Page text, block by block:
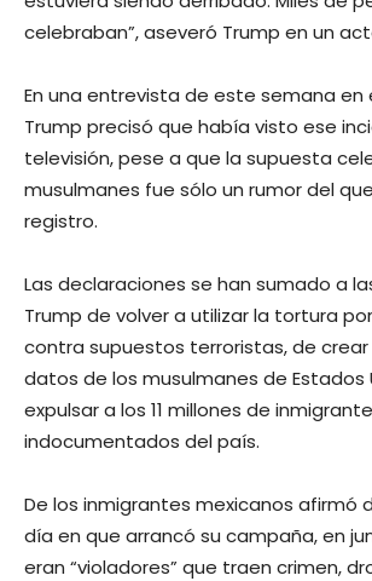
celebraban”, aseveró Trump en un
En una entrevista de este semana en
Trump precisó que había visto ese
televisión, pese a que la supuesta
musulmanes fue sólo un rumor del
registro.
Las declaraciones se han sumado a
Trump de volver a utilizar la tortura
contra supuestos terroristas, de
datos de los musulmanes de Estados
expulsar a los 11 millones de
indocumentados del país.
De los inmigrantes mexicanos afirmó
día en que arrancó su campaña, en
eran “violadores” que traen crimen,